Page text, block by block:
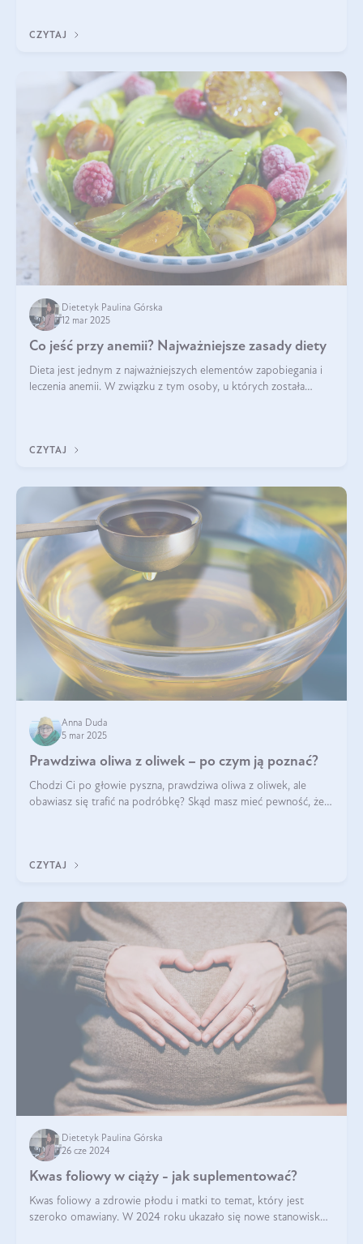
CZYTAJ
Dietetyk Paulina Górska
12 mar 2025
Co jeść przy anemii? Najważniejsze zasady diety
Dieta jest jednym z najważniejszych elementów zapobiegania i
leczenia anemii. W związku z tym osoby, u których została
CZYTAJ
Anna Duda
5 mar 2025
Prawdziwa oliwa z oliwek – po czym ją poznać?
Chodzi Ci po głowie pyszna, prawdziwa oliwa z oliwek, ale
obawiasz się trafić na podróbkę? Skąd masz mieć pewność, że
CZYTAJ
Dietetyk Paulina Górska
26 cze 2024
Kwas foliowy w ciąży - jak suplementować?
Kwas foliowy a zdrowie płodu i matki to temat, który jest
szeroko omawiany. W 2024 roku ukazało się nowe stanowisko